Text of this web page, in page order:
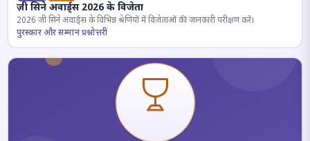
ज़ी सिने अवार्ड्स 2026 के विजेता
2026 जी सिने अवार्ड्स के विभिन्न श्रेणियों में विजेताओं की जानकारी परीक्षण करें।
पुरस्कार और सम्मान प्रश्नोत्तरी